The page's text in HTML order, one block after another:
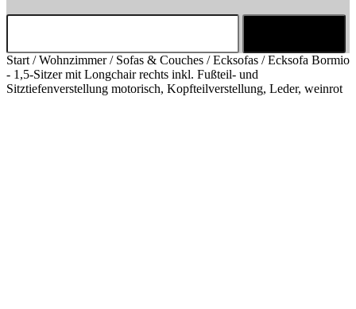
Suchen
Start /Wohnzimmer/ Sofas & Couches /Ecksofas / Ecksofa Bormio
- 1,5-Sitzer mit Longchair rechts inkl. Fußteil- und
Sitztiefenverstellung motorisch, Kopfteilverstellung, Leder, weinrot